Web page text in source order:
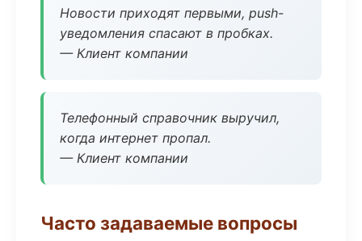
Новости приходят первыми, push-
уведомления спасают в пробках.
— Клиент компании
Телефонный справочник выручил,
когда интернет пропал.
— Клиент компании
Часто задаваемые вопросы